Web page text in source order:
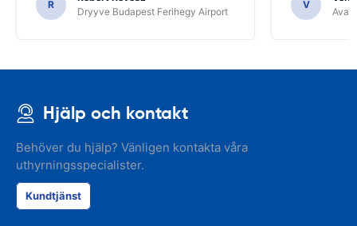
R
Dryyve Budapest Ferihegy Airport
V
Hjälp och kontakt
Behöver du hjälp? Vänligen kontakta våra
uthyrningsspecialister.
Kundtjänst